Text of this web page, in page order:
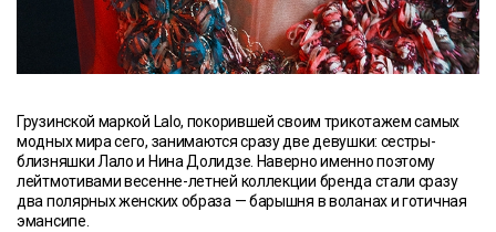
Грузинской маркой Lalo, покорившей своим трикотажем самых
модных мира сего, занимаются сразу две девушки: сестры-
близняшки Лало и Нина Долидзе. Наверно именно поэтому
лейтмотивами весенне-летней коллекции бренда стали сразу
два полярных женских образа — барышня в воланах и готичная
эмансипе.